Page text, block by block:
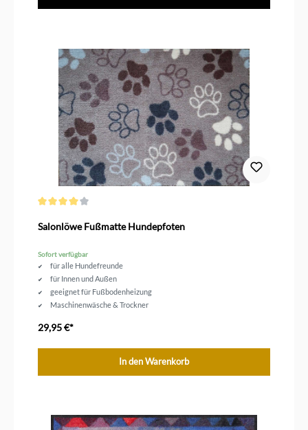
Salonlöwe Fußmatte Hundepfoten
Sofort verfügbar
für alle Hundefreunde
für Innen und Außen
geeignet für Fußbodenheizung
Maschinenwäsche & Trockner
29,95 €*
In den Warenkorb